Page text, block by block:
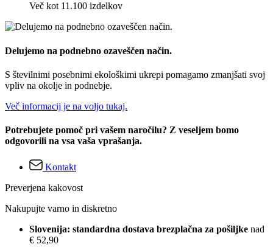
Več kot 11.100 izdelkov
Delujemo na podnebno ozaveščen način.
S številnimi posebnimi ekološkimi ukrepi pomagamo zmanjšati svoj
vpliv na okolje in podnebje.
Več informacij je na voljo tukaj.
Potrebujete pomoč pri vašem naročilu? Z veseljem bomo
odgovorili na vsa vaša vprašanja.
Kontakt
Preverjena kakovost
Nakupujte varno in diskretno
Slovenija: standardna dostava brezplačna za pošiljke nad
€ 52,90